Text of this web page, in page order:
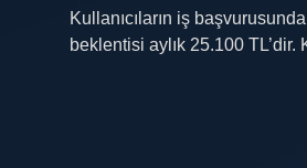
Kullanıcıların iş
beklentisi aylık 25.100 TL’dir.